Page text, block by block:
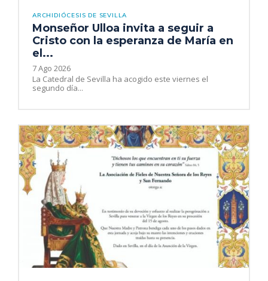
ARCHIDIÓCESIS DE SEVILLA
Monseñor Ulloa invita a seguir a
Cristo con la esperanza de María en
el...
7 Ago 2026
La Catedral de Sevilla ha acogido este viernes el
segundo día...